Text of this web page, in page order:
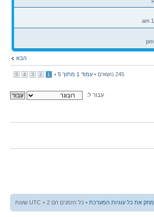
הבא
245 נושאים • עמוד 1 מתוך 5
•
1
2
3
4
5
עבור ל:
מחק את כל עוגיות המערכת • כל הזמנים הם UTC + 2 שעות